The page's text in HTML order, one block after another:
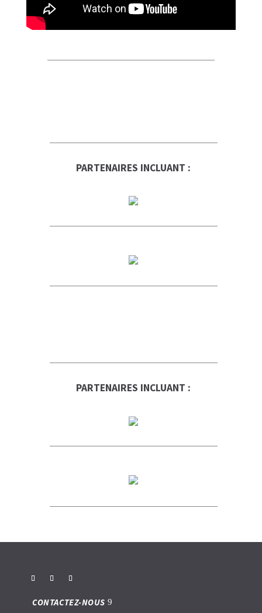
PARTENAIRES INCLUANT :
PARTENAIRES INCLUANT :
CONTACTEZ-NOUS